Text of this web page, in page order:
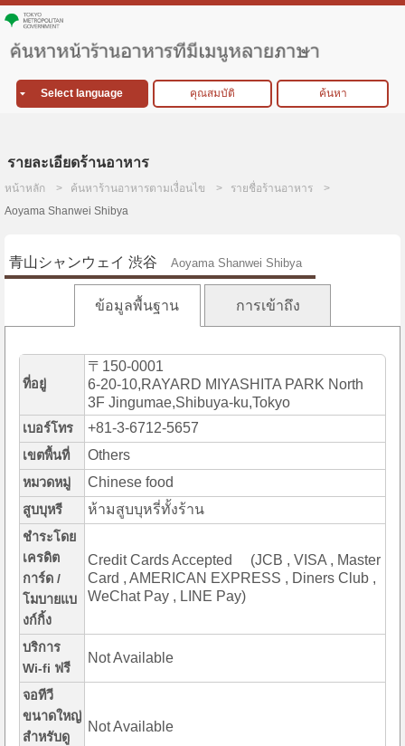
Select language คุณสมบัติ ค้นหา
รายละเอียดร้านอาหาร
หน้าหลัก ค้นหาร้านอาหารตามเงื่อนไข
รายชื่อร้านอาหาร
Aoyama Shanwei Shibya
青山シャンウェイ 渋谷 Aoyama Shanwei Shibya
ข้อมูลพื้นฐาน การเข้าถึง
ที่อยู่
〒150-0001
6-20-10,RAYARD MIYASHITA PARK North
3F Jingumae,Shibuya-ku,Tokyo
เบอร์โทร +81-3-6712-5657
เขตพื้นที่ Others
หมวดหมู่ Chinese food
สูบบุหรี ห้ามสูบบุหรี่ทั้งร้าน
ชำระโดย
เครดิต
การ์ด /
โมบายแบ
งก์กิ้ง
Credit Cards Accepted (JCB , VISA , Master
Card , AMERICAN EXPRESS , Diners Club ,
WeChat Pay , LINE Pay)
บริการ
Wi-fi ฟรี
Not Available
จอทีวี
ขนาดใหญ่
สำหรับดู
Not Available